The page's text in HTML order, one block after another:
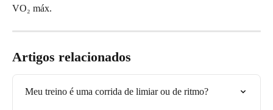
VO₂ máx.
Artigos relacionados
Meu treino é uma corrida de limiar ou de ritmo?